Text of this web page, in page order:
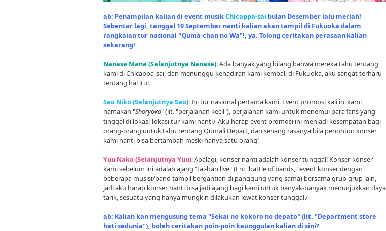
ab: Penampilan kalian di event musikChicappa-sai bulan Desember lalu meriah!
Sebentar lagi, tanggal 19 September nanti kalian akan tampil di Fukuoka dalam
rangkaian tur nasional "Quma-chan no Wa"!, ya. Tolong ceritakan perasaan kalian
sekarang!
Nanase Mana (Selanjutnya Nanase): Ada banyak yang bilang bahwa mereka tahu tentang
kami di Chicappa-sai, dan menunggu kehadiran kami kembali di Fukuoka, aku sangat terharu
tentang hal itu!
Sao Niko (Selanjutnya Sao): Ini tur nasional pertama kami. Event promosi kali ini kami
namakan "Shoryoko" (lit. "perjalanan kecil"), perjalanan kami untuk menemui para fans yang
tinggal di lokasi-lokasi tur kami nanti♪ Aku harap event promosi ini menjadi kesempatan bagi
orang-orang untuk tahu tentang Qumali Depart, dan senang rasanya bila penonton konser
kami nanti bisa bertambah meski hanya satu orang!
Yuu Nako (Selanjutnya Yuu): Apalagi, konser nanti adalah konser tunggal! Konser-konser
kami sebelum ini adalah ajang "tai-ban live" (En: "battle of bands," event konser dengan
beberapa musisi/band tampil bergantian di panggung yang sama) bersama grup-grup lain,
jadi aku harap konser nanti bisa jadi ajang bagi kami untuk banyak-banyak menunjukkan daya
tarik, sesuatu yang hanya mungkin dilakukan lewat konser tunggal♪
ab: Kalian kan mengusung tema "Sekai no kokoro no depato" (lit. "Department store
hati sedunia"), boleh ceritakan poin-poin keunggulan kalian di sini?